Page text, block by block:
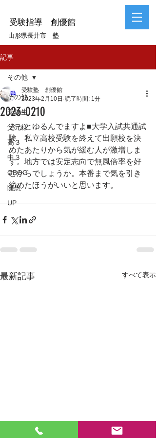
受験指導 創優館
山形県長井市 塾
記事
その他
受験生
父兄様
高３
中３
OBOG
随想
UP
その他
2023-0210
受験塾 創優館
2023年2月10日 読了時間: 1分
きっとゆるんでますよ■大学入試共通試
験、私立高校受験を終えて出願校を決
めたあたりから気が緩む人が激増しま
す。地方では安定志向で無風倍率を好
むからでしょうか。本番まで気を引き
締めたほうがいいと思います。
最新記事 すべて表示